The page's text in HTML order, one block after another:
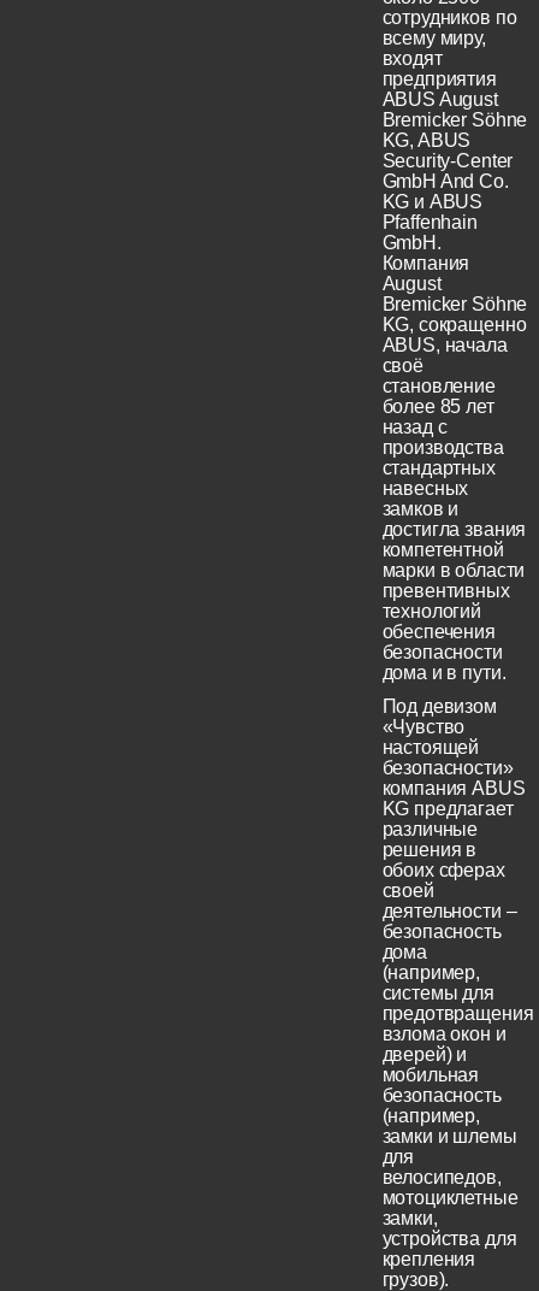
сотрудников по
всему миру,
входят
предприятия
ABUS August
Bremicker Söhne
KG, ABUS
Security-Center
GmbH And Co.
KG и ABUS
Pfaffenhain
GmbH.
Компания
August
Bremicker Söhne
KG, сокращенно
ABUS, начала
своё
становление
более 85 лет
назад с
производства
стандартных
навесных
замков и
достигла звания
компетентной
марки в области
превентивных
технологий
обеспечения
безопасности
дома и в пути.
Под девизом
«Чувство
настоящей
безопасности»
компания ABUS
KG предлагает
различные
решения в
обоих сферах
своей
деятельности –
безопасность
дома
(например,
системы для
предотвращения
взлома окон и
дверей) и
мобильная
безопасность
(например,
замки и шлемы
для
велосипедов,
мотоциклетные
замки,
устройства для
крепления
грузов).